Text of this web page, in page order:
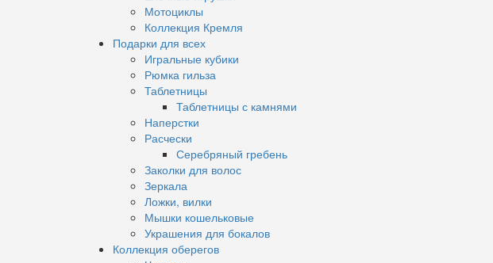
Мотоциклы
Коллекция Кремля
Подарки для всех
Игральные кубики
Рюмка гильза
Таблетницы
Таблетницы с камнями
Наперстки
Расчески
Серебряный гребень
Заколки для волос
Зеркала
Ложки, вилки
Мышки кошельковые
Украшения для бокалов
Коллекция оберегов